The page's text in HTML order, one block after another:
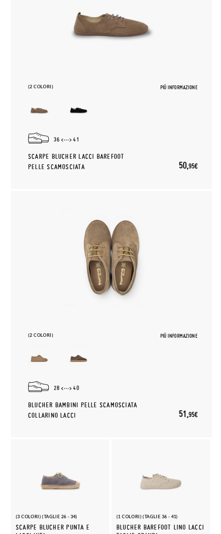
(2 COLORI) PIÙ INFORMAZIONE
36 41
SCARPE BLUCHER LACCI BAREFOOT
PELLE SCAMOSCIATA
50,95€
(2 COLORI) PIÙ INFORMAZIONE
28 40
BLUCHER BAMBINI PELLE SCAMOSCIATA
COLLARINO LACCI
51,95€
(3 COLORI) (TAGLIE 26 - 34)
SCARPE BLUCHER PUNTA E
(1 COLORI) (TAGLIE 36 - 41)
BLUCHER BAREFOOT LINO LACCI